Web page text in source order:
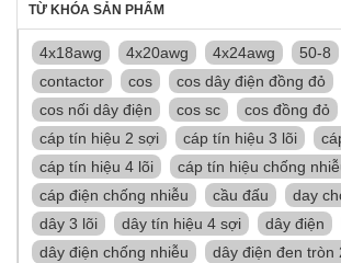
TỪ KHÓA SẢN PHẨM
4x18awg 4x20awg 4x24awg 50-8
contactor
cos cos dây điện đồng đỏ
cos nối dây điện
cos sc
cos đồng đỏ
cáp tín hiệu 2 sợi
cáp tín hiệu 3 lõi
cáp tín hiệu 4 lõi
cáp tín hiệu chống
cáp điện chống nhiễu
cầu đấu
day
dây 3 lõi
dây tín hiệu 4 sợi dây điện
dây điện chống nhiễu
dây điện đen tròn